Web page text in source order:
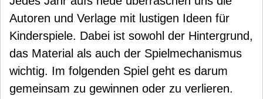
Autoren und Verlage mit lustigen Ideen für
Kinderspiele. Dabei ist sowohl der Hintergrund,
das Material als auch der Spielmechanismus
wichtig. Im folgenden Spiel geht es darum
gemeinsam zu gewinnen oder zu verlieren.